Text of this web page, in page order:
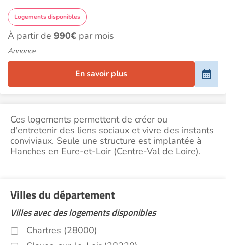
Logements disponibles
À partir de 990€ par mois
Annonce
En savoir plus
Ces logements permettent de créer ou
d'entretenir des liens sociaux et vivre des instants
conviviaux. Seule une structure est implantée à
Hanches en Eure-et-Loir (Centre-Val de Loire).
Villes du département
Villes avec des logements disponibles
Chartres (28000)